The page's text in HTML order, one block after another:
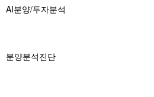
AI분양/투자분석
분양분석진단